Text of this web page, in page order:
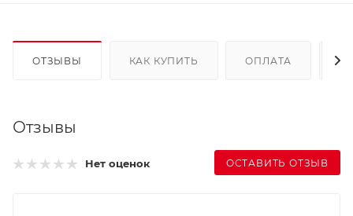
ОТЗЫВЫ КАК КУПИТЬ ОПЛАТА
Отзывы
Нет оценок ОСТАВИТЬ ОТЗЫВ